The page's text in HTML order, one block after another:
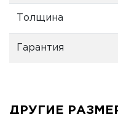
Толщина
Гарантия
ДРУГИЕ